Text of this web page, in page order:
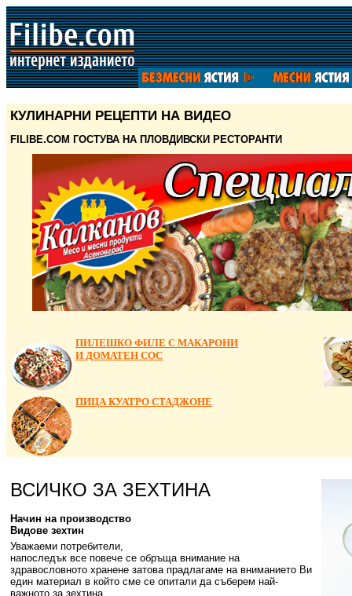
КУЛИНАРНИ РЕЦЕПТИ НА ВИДЕО
FILIBE.COM ГОСТУВА НА ПЛОВДИВСКИ РЕСТОРАНТИ
ПИЛЕШКО ФИЛЕ С МАКАРОНИ
И ДОМАТЕН СОС
ПИЦА КУАТРО СТАДЖОНЕ
ВСИЧКО ЗА ЗЕХТИНА
Начин на производство
Видове зехтин
Уважаеми потребители,
напоследък все повече се обръща внимание на
здравословното хранене затова прадлагаме на вниманието Ви
един материал в който сме се опитали да съберем най-
важното за зехтина.